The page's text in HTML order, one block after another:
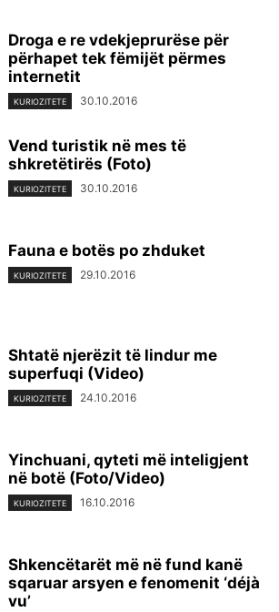
Droga e re vdekjeprurëse për
përhapet tek fëmijët përmes
internetit
KURIOZITETE 30.10.2016
Vend turistik në mes të
shkretëtirës (Foto)
KURIOZITETE 30.10.2016
Fauna e botës po zhduket
KURIOZITETE 29.10.2016
Shtatë njerëzit të lindur me
superfuqi (Video)
KURIOZITETE 24.10.2016
Yinchuani, qyteti më inteligjent
në botë (Foto/Video)
KURIOZITETE 16.10.2016
Shkencëtarët më në fund kanë
sqaruar arsyen e fenomenit ‘déjà
vu’